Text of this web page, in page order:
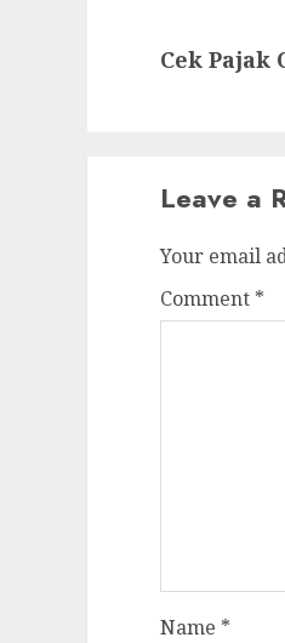
post:
Cek Pajak
Leave a
Your email
Comment *
Name *